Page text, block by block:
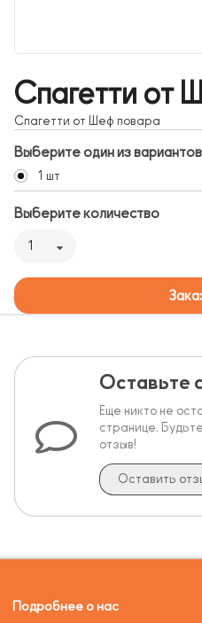
Спагетти от
Спагетти от Шеф повара
Выберите один из вариантов
1 шт
Выберите количество
1
Оставьте
Еще никто не
странице.
отзыв!
Оставить
Подробнее о нас